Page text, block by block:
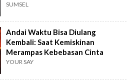
SUMSEL
Andai Waktu Bisa Diulang
Kembali: Saat Kemiskinan
Merampas Kebebasan Cinta
YOUR SAY